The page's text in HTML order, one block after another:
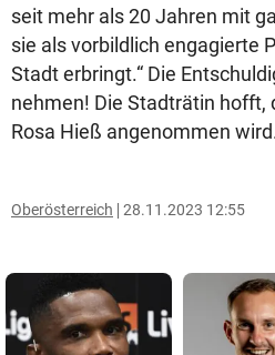
seit mehr als 20 Jahren mit
sie als vorbildlich engagierte
Stadt erbringt.“ Die
nehmen! Die Stadträtin hofft,
Rosa Hieß angenommen
Oberösterreich 28.11.2023 12:55